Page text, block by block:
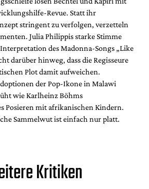
Revue. Statt ihr
stringent zu verfolgen, verzetteln
Julia Philippis starke Stimme
des Madonna-Songs „Like
darüber hinweg, dass die Regisseure
Plot damit aufweichen.
der Pop-Ikone in Malawi
wie Karlheinz Böhms
Posieren mit afrikanischen Kindern.
Sammelwut ist einfach nur platt.
Kritiken